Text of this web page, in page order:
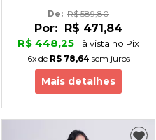
De: R$ 589,80
Por: R$ 471,84
R$ 448,25
à vista no Pix
6xde R$ 78,64 sem juros
Mais detalhes